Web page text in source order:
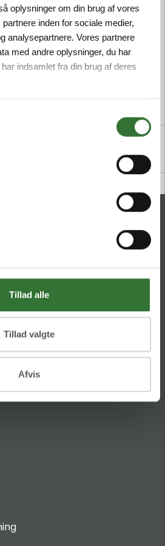
oplysninger om din brug af vores
inden for sociale medier,
analysepartnere. Vores partnere
med andre oplysninger, du har
indsamlet fra din brug af deres
Tillad alle
Tillad valgte
Afvis